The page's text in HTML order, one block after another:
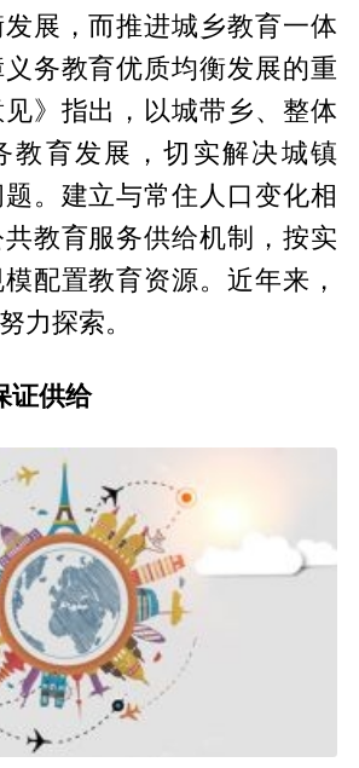
展，而推进城乡教育一体
务教育优质均衡发展的重
》指出，以城带乡、整体
教育发展，切实解决城镇
。建立与常住人口变化相
教育服务供给机制，按实
配置教育资源。近年来，
力探索。
证供给